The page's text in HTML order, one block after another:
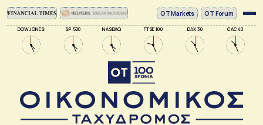
DOW JONES SP 500 NASDAQ FTSE 100 DAX 30 CAC 40
ΟΤ Markets OT Forum